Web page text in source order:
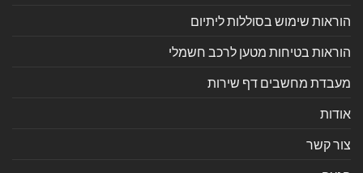
הוראות שימוש בסוללות ליתיום
הוראות בטיחות מטען לרכב חשמלי
מעבדת מחשבים דף שירות
אודות
צור קשר